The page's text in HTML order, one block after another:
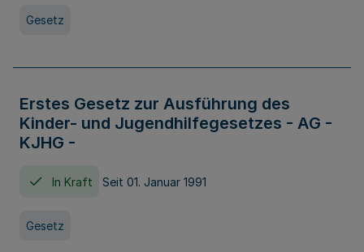
Gesetz
Erstes Gesetz zur Ausführung des
Kinder- und Jugendhilfegesetzes - AG -
KJHG -
In Kraft Seit 01. Januar 1991
Gesetz